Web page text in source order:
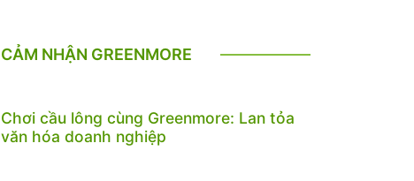
CẢM NHẬN GREENMORE
Chơi cầu lông cùng Greenmore: Lan tỏa
văn hóa doanh nghiệp